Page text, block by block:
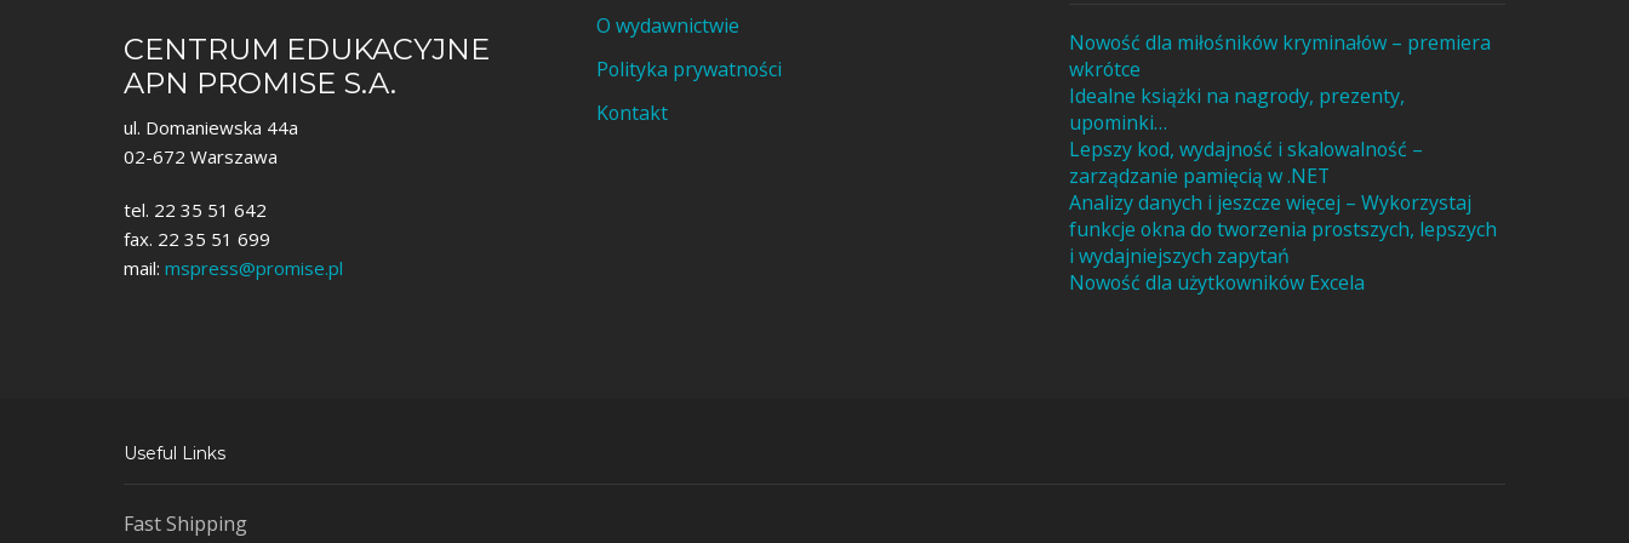
CENTRUM EDUKACYJNE
APN PROMISE S.A.
ul. Domaniewska 44a
02-672 Warszawa
tel. 22 35 51 642
fax. 22 35 51 699
mail: mspress@promise.pl
O wydawnictwie
Polityka prywatności
Kontakt
Nowość dla miłośników kryminałów – premiera
wkrótce
Idealne książki na nagrody, prezenty,
upominki…
Lepszy kod, wydajność i skalowalność –
zarządzanie pamięcią w .NET
Analizy danych i jeszcze więcej – Wykorzystaj
funkcje okna do tworzenia prostszych, lepszych
i wydajniejszych zapytań
Nowość dla użytkowników Excela
Useful Links
Fast Shipping